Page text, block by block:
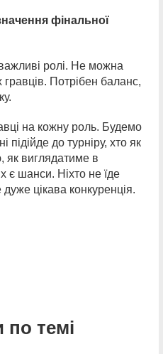
фінальної
ролі. Не можна
Потрібен баланс,
на кожну роль. Будемо
підійде до турніру, хто як
як виглядатиме в
є шанси. Ніхто не їде
дуже цікава конкуренція.
темі